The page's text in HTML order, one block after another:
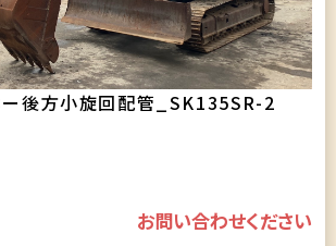
ー後方小旋回配管_SK135SR-2
お問い合わせください